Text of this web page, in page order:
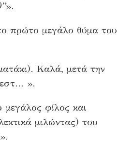
».
πρώτο μεγάλο θύμα του
Καλά, μετά την
».
φίλος και
μιλώντας) του